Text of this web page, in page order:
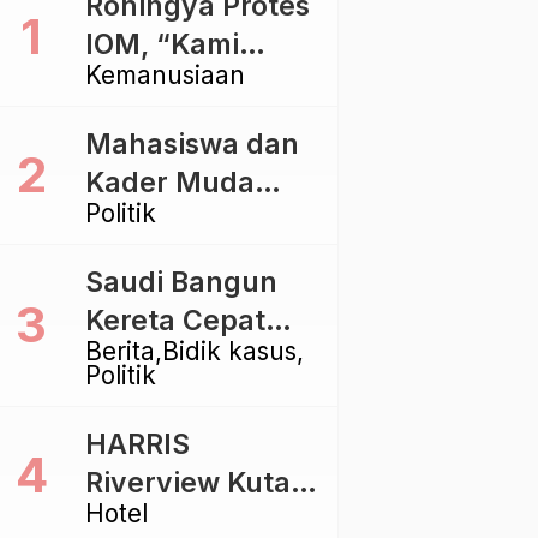
Kemanusiaan
IOM, “Kami
dibiarkan Mati
Politik
Mahasiswa dan
Kader Muda
Ramaikan Forum
Golkar di
Singaraja
Berita Bidik kasus
Politik
Saudi Bangun
Kereta Cepat
Rp112 Triliun,
Proyek Rp116
Triliun yang
Baru Sampai
Hotel
HARRIS
Riverview Kuta
Bali Tawarkan